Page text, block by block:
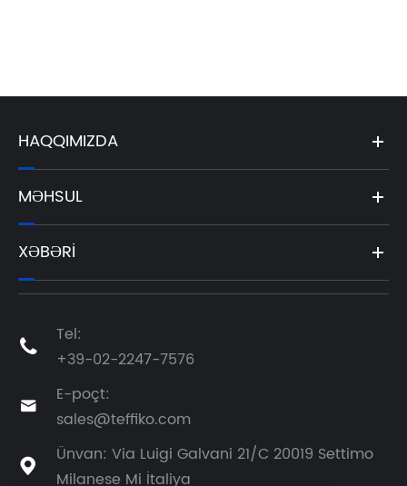
HAQQIMIZDA
MƏHSUL
XƏBƏRI

Tel:
+39-02-2247-7576

E-poçt:
sales@teffiko.com

Ünvan: Via Luigi Galvani 21/C 20019 Settimo
Milanese Mi İtaliya